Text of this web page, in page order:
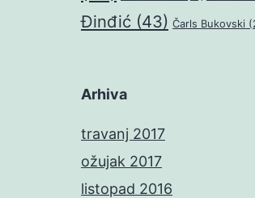
Đinđić (43) Čarls Bukovski
Arhiva
travanj 2017
ožujak 2017
listopad 2016